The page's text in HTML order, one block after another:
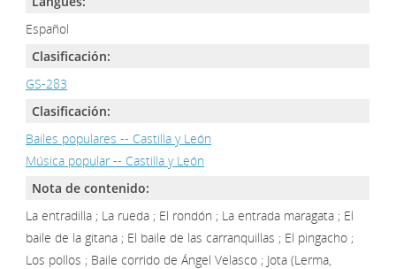
Español
Clasificación:
GS-283
Clasificación:
Bailes populares -- Castilla y León
Música popular -- Castilla y León
Nota de contenido:
La entradilla ; La rueda ; El rondón ; La entrada maragata ; El
baile de la gitana ; El baile de las carranquillas ; El pingacho ;
Los pollos ; Baile corrido de Ángel Velasco ; Jota (Lerma,